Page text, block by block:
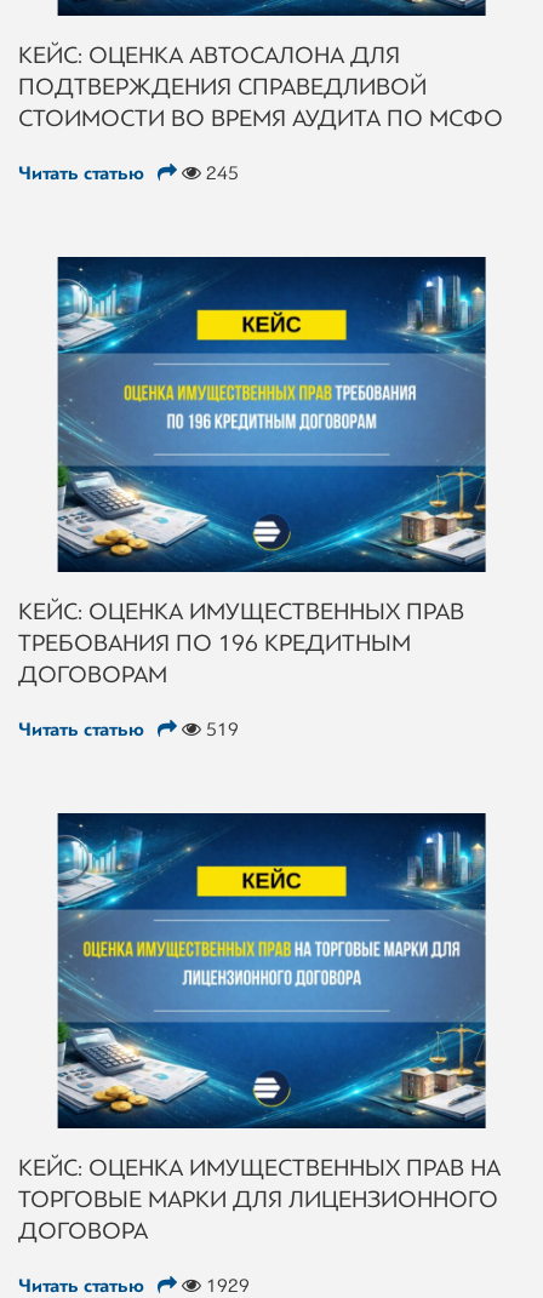
КЕЙС: ОЦЕНКА АВТОСАЛОНА ДЛЯ
ПОДТВЕРЖДЕНИЯ СПРАВЕДЛИВОЙ
СТОИМОСТИ ВО ВРЕМЯ АУДИТА ПО МСФО
Читать статью 245
КЕЙС: ОЦЕНКА ИМУЩЕСТВЕННЫХ ПРАВ
ТРЕБОВАНИЯ ПО 196 КРЕДИТНЫМ
ДОГОВОРАМ
Читать статью 519
КЕЙС: ОЦЕНКА ИМУЩЕСТВЕННЫХ ПРАВ НА
ТОРГОВЫЕ МАРКИ ДЛЯ ЛИЦЕНЗИОННОГО
ДОГОВОРА
Читать статью 1929